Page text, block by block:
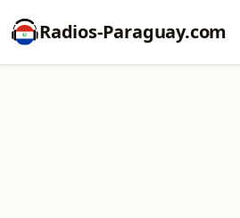
Radios-Paraguay.com